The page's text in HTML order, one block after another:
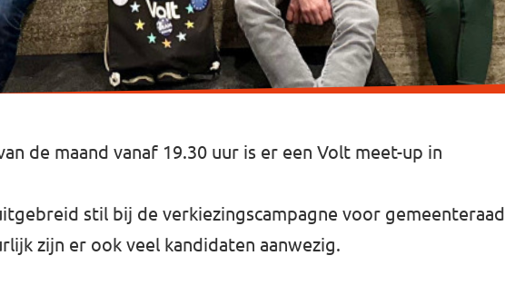
de maand vanaf 19.30 uur is er een Volt meet-up in
stil bij de verkiezingscampagne voor gemeenteraad
zijn er ook veel kandidaten aanwezig.